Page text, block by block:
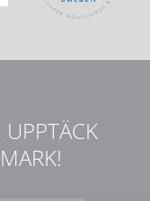
UPPTÄCK